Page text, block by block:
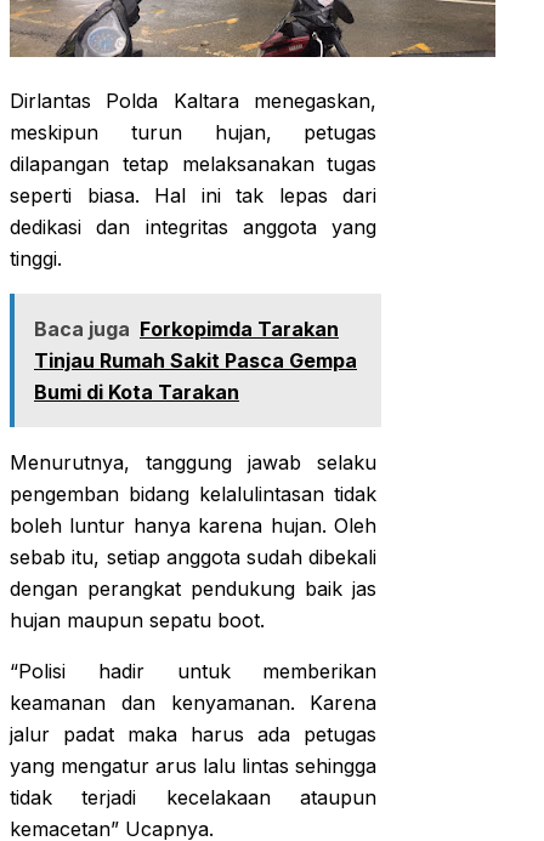
Dirlantas Polda Kaltara menegaskan,
meskipun turun hujan, petugas
dilapangan tetap melaksanakan tugas
seperti biasa. Hal ini tak lepas dari
dedikasi dan integritas anggota yang
tinggi.
Baca juga Forkopimda Tarakan
Tinjau Rumah Sakit Pasca Gempa
Bumi di Kota Tarakan
Menurutnya, tanggung jawab selaku
pengemban bidang kelalulintasan tidak
boleh luntur hanya karena hujan. Oleh
sebab itu, setiap anggota sudah dibekali
dengan perangkat pendukung baik jas
hujan maupun sepatu boot.
“Polisi hadir untuk memberikan
keamanan dan kenyamanan. Karena
jalur padat maka harus ada petugas
yang mengatur arus lalu lintas sehingga
tidak terjadi kecelakaan ataupun
kemacetan” Ucapnya.